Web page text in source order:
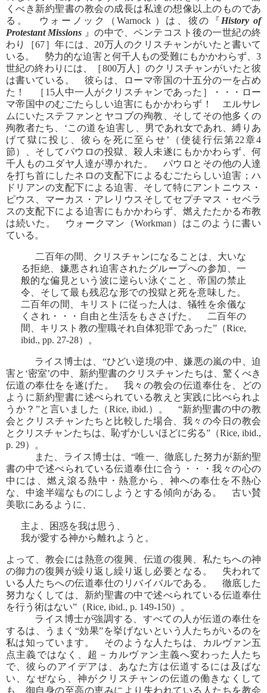
くべき新約聖書の教会の成長は私達の想像以上のものであ
る。 ウォーノック（Warnock ）は、彼の『 History of
Protestant Missions 』の中で、ペンテコスト後の一世紀の終
わり［67］年には、20万人のクリスチャンがいたと書いて
いる。 勢力的な迫害と何千人もの受難にもかかわらず、3
世紀の終わりには、［800万人］のクリスチャンがいたと彼
は書いている。 彼らは、ローマ帝国の十五分の一を占め
た！ ［15人中一人がクリスチャンであった］・・・ロー
マ帝国中のむごたらしい迫害にもかかわらず！ エルサレ
ムにいたステファンとヤコブの殉教、そしてその他多くの
殉教者たち、‘この道を迫害し、男であれ女であれ、縛りあ
げて獄に投じ、彼らを死に至らせ’（使徒行伝第22章4
節）、そしてパウロの投獄、殺人未遂にもかかわらず、何
千人ものユダヤ人達が導かれた。 パウロとその他の人達
を打ち首にしたネロの支配下によるむごたらしい迫害；ハ
ドリアンの支配下による迫害、そして特にアントニウス・
ピウス、マーカス・アレリウスそしてセプチマス・セベラ
スの支配下による迫害にもかかわらず、燃えたたかる布教
は続いた。 ウォークマン（Workman）はこのように書い
ている。
二百年の間、クリスチャンになることは、大いな
る拒絶、嫌悪され迫害されたグループへの参加、一
般的な偏見という波に逆らい泳ぐこと、帝国の禁止
令、そして最も残忍な形での投獄と死を意味した。
二百年の間、キリストに従った人は、犠牲を余儀な
くされ・・・自由と生活をもささげた。 二百年の
間、キリスト教の聖職それ自体犯罪であった”（Rice,
ibid., pp. 27-28）。
ライス博士は、“ひどい逆境の中、嫌悪の嵐の中、迫
害と‘密室’の中、新約聖書のクリスチャンたちは、驚くべき
伝道の奉仕をを遂げた。 我々の教会の伝道奉仕を、どの
ように新約聖書に述べられている教えと実践に比べられよ
うか？”と言いました（Rice, ibid.）。 “新約聖書の中の教
会とクリスチャンたちと比較した場合、我々の今日の教会
とクリスチャンたちは、恥ずかしいほどに劣る”（Rice, ibid.,
p. 29）。
また、ライス博士は、“唯一、徹底した努力が新約聖
書の中で述べられている伝道奉仕に合う・・・我々の心の
中には、燃え滾る熱中・熱意から、神への奉仕を不熱心
な、中途半端なものにしようとする傾向がある。 古い賛
美歌にあるように、
主よ、困惑を我は思う、
我が愛する神から離れようと。
よって、教会には熱意の復興、伝道の復興、私たちへの神
の御力の復興が繰り返し繰り返し必要となる。 失われて
いる人たちへの伝道奉仕のリバイバルである。 徹底した
努力なくしては、新約聖書の中で述べられている伝道奉仕
を行う術はない”（Rice, ibid., p. 149-150）。
ライス博士が強調する、すべての人が伝道の奉仕を
するは、うまく“効果”を挙げないという人たちがいるのを
私は知っています。 そのような人たちは、カルヴァン五
点主義ではなく、超－カルヴァン主義へ変わった人たち
で、彼らのアイデアは、あなた方は伝道するには及ばな
い、なぜなら、神がクリスチャンの伝道の働きなくして
も、御自身の至高の恵みにより失われている人たちを教会